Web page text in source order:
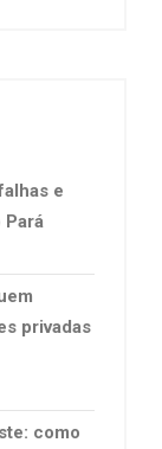
e
Pará
privadas
como